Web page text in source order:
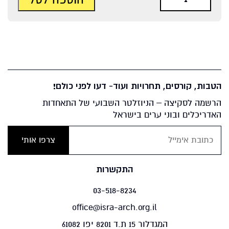
הטבות, קורסים, תחרויות ועוד- דעו לפני כולם!
הרשמה לסקיצה – הניוזלטר השבועי של התאחדות
האדריכלים ובוני ערים בישראל
התקשרות
03-518-8234
office@isra-arch.org.il
המגדלור 15 ת.ד 8201 יפו 61082